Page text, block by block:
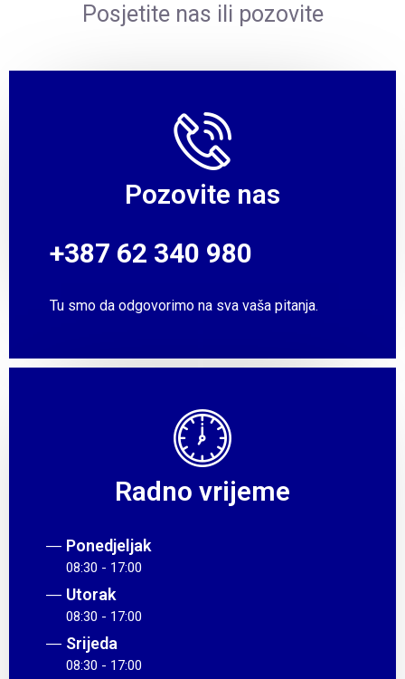
Posjetite nas ili pozovite
Pozovite nas
+387 62 340 980
Tu smo da odgovorimo na sva vaša pitanja.
Radno vrijeme
Ponedjeljak
08:30 - 17:00
Utorak
08:30 - 17:00
Srijeda
08:30 - 17:00